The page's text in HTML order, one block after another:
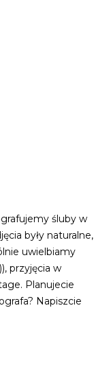
śluby w
były naturalne,
uwielbiamy
przyjęcia w
Planujecie
Napiszcie